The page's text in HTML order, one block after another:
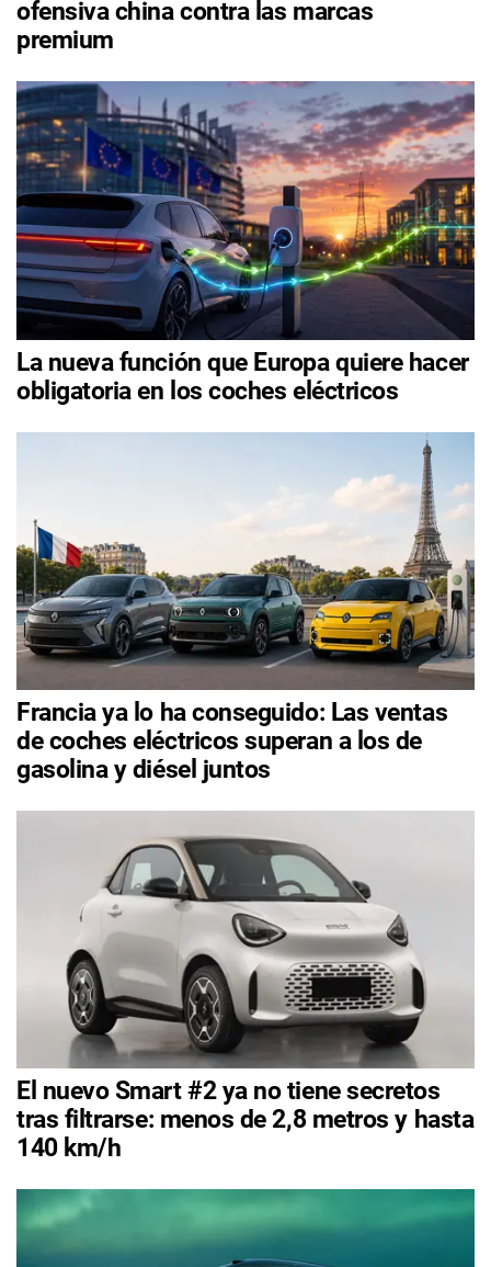
ofensiva china contra las marcas
premium
La nueva función que Europa quiere hacer
obligatoria en los coches eléctricos
Francia ya lo ha conseguido: Las ventas
de coches eléctricos superan a los de
gasolina y diésel juntos
El nuevo Smart #2 ya no tiene secretos
tras filtrarse: menos de 2,8 metros y hasta
140 km/h